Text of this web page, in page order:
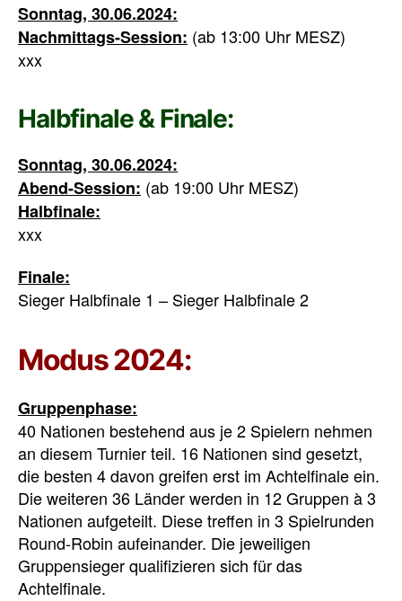
Sonntag, 30.06.2024:
Nachmittags-Session: (ab 13:00 Uhr MESZ)
xxx
Halbfinale & Finale:
Sonntag, 30.06.2024:
Abend-Session: (ab 19:00 Uhr MESZ)
Halbfinale:
xxx
Finale:
Sieger Halbfinale 1 – Sieger Halbfinale 2
Modus 2024:
Gruppenphase:
40 Nationen bestehend aus je 2 Spielern nehmen
an diesem Turnier teil. 16 Nationen sind gesetzt,
die besten 4 davon greifen erst im Achtelfinale ein.
Die weiteren 36 Länder werden in 12 Gruppen à 3
Nationen aufgeteilt. Diese treffen in 3 Spielrunden
Round-Robin aufeinander. Die jeweiligen
Gruppensieger qualifizieren sich für das
Achtelfinale.